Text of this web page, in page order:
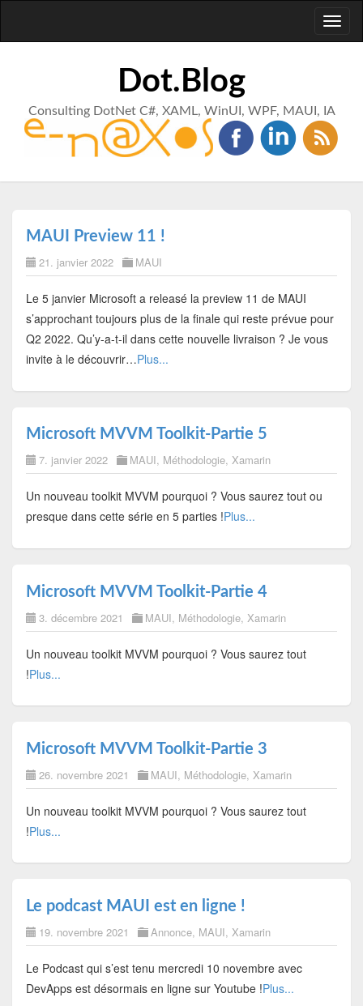
Dot.Blog
Consulting DotNet C#, XAML, WinUI, WPF, MAUI, IA
MAUI Preview 11 !
21. janvier 2022 MAUI
Le 5 janvier Microsoft a releasé la preview 11 de MAUI
s’approchant toujours plus de la finale qui reste prévue pour
Q2 2022. Qu’y-a-t-il dans cette nouvelle livraison ? Je vous
invite à le découvrir…Plus...
Microsoft MVVM Toolkit-Partie 5
7. janvier 2022 MAUI, Méthodologie, Xamarin
Un nouveau toolkit MVVM pourquoi ? Vous saurez tout ou
presque dans cette série en 5 parties !Plus...
Microsoft MVVM Toolkit-Partie 4
3. décembre 2021 MAUI, Méthodologie, Xamarin
Un nouveau toolkit MVVM pourquoi ? Vous saurez tout
!Plus...
Microsoft MVVM Toolkit-Partie 3
26. novembre 2021 MAUI, Méthodologie, Xamarin
Un nouveau toolkit MVVM pourquoi ? Vous saurez tout
!Plus...
Le podcast MAUI est en ligne !
19. novembre 2021 Annonce, MAUI, Xamarin
Le Podcast qui s’est tenu mercredi 10 novembre avec
DevApps est désormais en ligne sur Youtube !Plus...